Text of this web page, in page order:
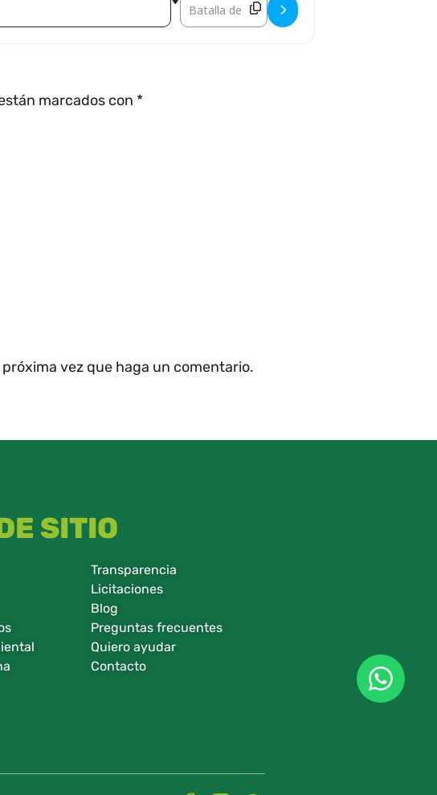
marcados con *
vez que haga un comentario.
SITIO
Transparencia
Licitaciones
Blog
Preguntas frecuentes
Quiero ayudar
Contacto